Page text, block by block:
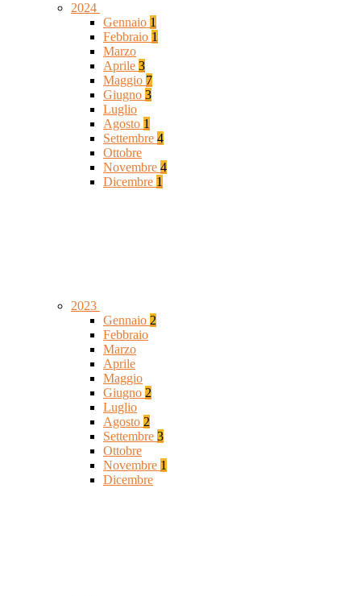
2024
Gennaio 1
Febbraio 1
Marzo
Aprile 3
Maggio 7
Giugno 3
Luglio
Agosto 1
Settembre 4
Ottobre
Novembre 4
Dicembre 1
2023
Gennaio 2
Febbraio
Marzo
Aprile
Maggio
Giugno 2
Luglio
Agosto 2
Settembre 3
Ottobre
Novembre 1
Dicembre